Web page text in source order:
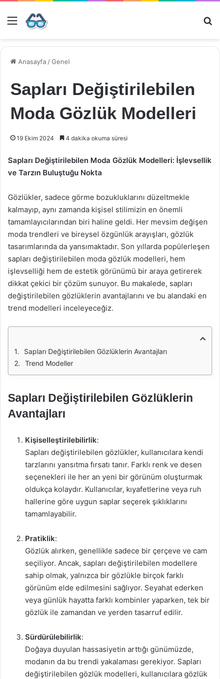
Menü
Anasayfa /Genel
Sapları Değiştirilebilen
Moda Gözlük Modelleri
19 Ekim 2024 4 dakika okuma süresi
Sapları Değiştirilebilen Moda Gözlük Modelleri: İşlevsellik
ve Tarzın Buluştuğu Nokta
Gözlükler, sadece görme bozukluklarını düzeltmekle
kalmayıp, aynı zamanda kişisel stilimizin en önemli
tamamlayıcılarından biri haline geldi. Her mevsim değişen
moda trendleri ve bireysel özgünlük arayışları, gözlük
tasarımlarında da yansımaktadır. Son yıllarda popülerleşen
sapları değiştirilebilen moda gözlük modelleri, hem
işlevselliği hem de estetik görünümü bir araya getirerek
dikkat çekici bir çözüm sunuyor. Bu makalede, sapları
değiştirilebilen gözlüklerin avantajlarını ve bu alandaki en
trend modelleri inceleyeceğiz.
Sapları Değiştirilebilen Gözlüklerin Avantajları
Trend Modeller
Sapları Değiştirilebilen Gözlüklerin
Avantajları
Kişiselleştirilebilirlik:
Sapları değiştirilebilen gözlükler, kullanıcılara kendi
tarzlarını yansıtma fırsatı tanır. Farklı renk ve desen
seçenekleri ile her an yeni bir görünüm oluşturmak
oldukça kolaydır. Kullanıcılar, kıyafetlerine veya ruh
hallerine göre uygun saplar seçerek şıklıklarını
tamamlayabilir.
Pratiklik:
Gözlük alırken, genellikle sadece bir çerçeve ve cam
seçiliyor. Ancak, sapları değiştirilebilen modellere
sahip olmak, yalnızca bir gözlükle birçok farklı
görünüm elde edilmesini sağlıyor. Seyahat ederken
veya günlük hayatta farklı kombinler yaparken, tek bir
gözlük ile zamandan ve yerden tasarruf edilir.
Sürdürülebilirlik:
Doğaya duyulan hassasiyetin arttığı günümüzde,
modanın da bu trendi yakalaması gerekiyor. Sapları
değiştirilebilen gözlük modelleri, kullanıcılara gözlük